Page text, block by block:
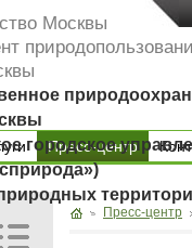
Москвы
городское
Пресс-центр
Пресс-центр